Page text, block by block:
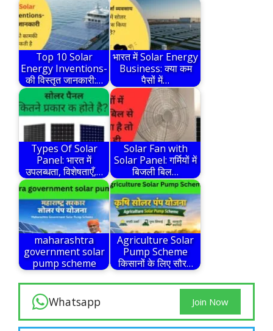
Top 10 Solar
Energy Inventions-
की विस्तृत जानकारी:…
भारत में Solar Energy
Business: क्या कम
पैसों में…
Types Of Solar
Panel: भारत में
उपलब्धता, विशेषताएँ,…
Solar Fan with
Solar Panel: गर्मियों में
बिजली बिल…
maharashtra
government solar
pump scheme
Agriculture Solar
Pump Scheme
किसानों के लिए सौर…
Whatsapp Join Now